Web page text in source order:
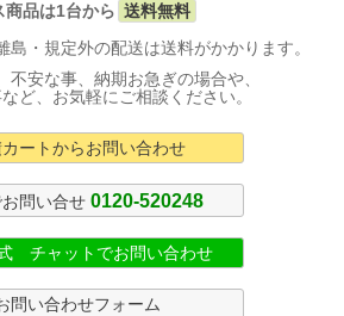
商品は1台から 送料無料
・規定外の配送は送料がかかります。
不安な事、納期お急ぎの場合や、
ど、お気軽にご相談ください。
カートからお問い合わせ
問い合せ 0120-520248
チャットでお問い合わせ
問い合わせフォーム